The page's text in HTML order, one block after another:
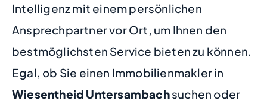
Intelligenz mit einem persönlichen
Ansprechpartner vor Ort, um Ihnen den
bestmöglichsten Service bieten zu können.
Egal, ob Sie einen Immobilienmakler in
Wiesentheid Untersambachsuchen oder